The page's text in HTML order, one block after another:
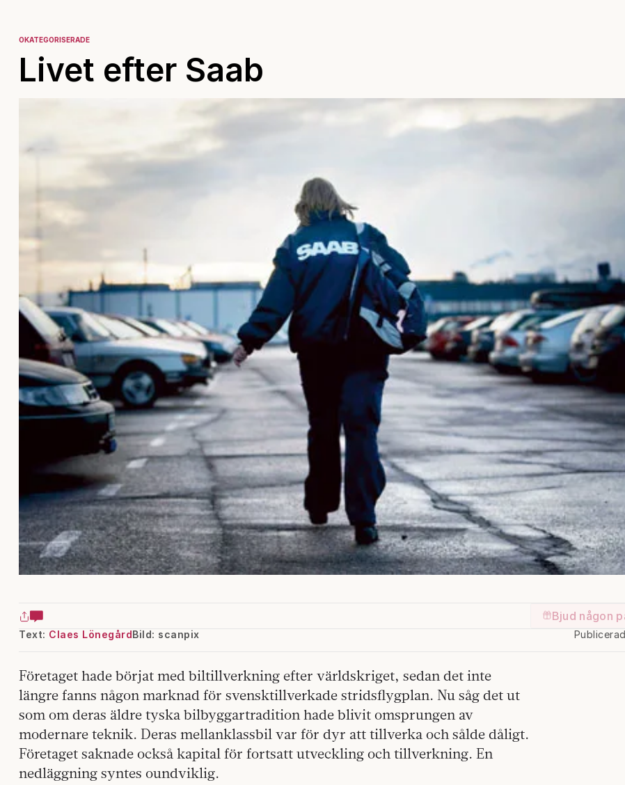
OKATEGORISERADE
Livet efter Saab
Bjud någon
Text: Claes LönegårdBild: scanpix
Företaget hade börjat med biltillverkning efter världskriget, sedan det inte
längre fanns någon marknad för svensktillverkade stridsflygplan. Nu såg det ut
som om deras äldre tyska bilbyggartradition hade blivit omsprungen av
modernare teknik. Deras mellanklassbil var för dyr att tillverka och sålde dåligt.
Företaget saknade också kapital för fortsatt utveckling och tillverkning. En
nedläggning syntes oundviklig.